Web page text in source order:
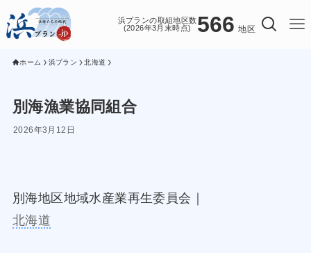
浜プランの取組地区数
(2026年3月末時点)
566 地区
ホーム 浜プラン 北海道
別海漁業協同組合
2026年3月12日
別海地区地域水産業再生委員会｜
北海道